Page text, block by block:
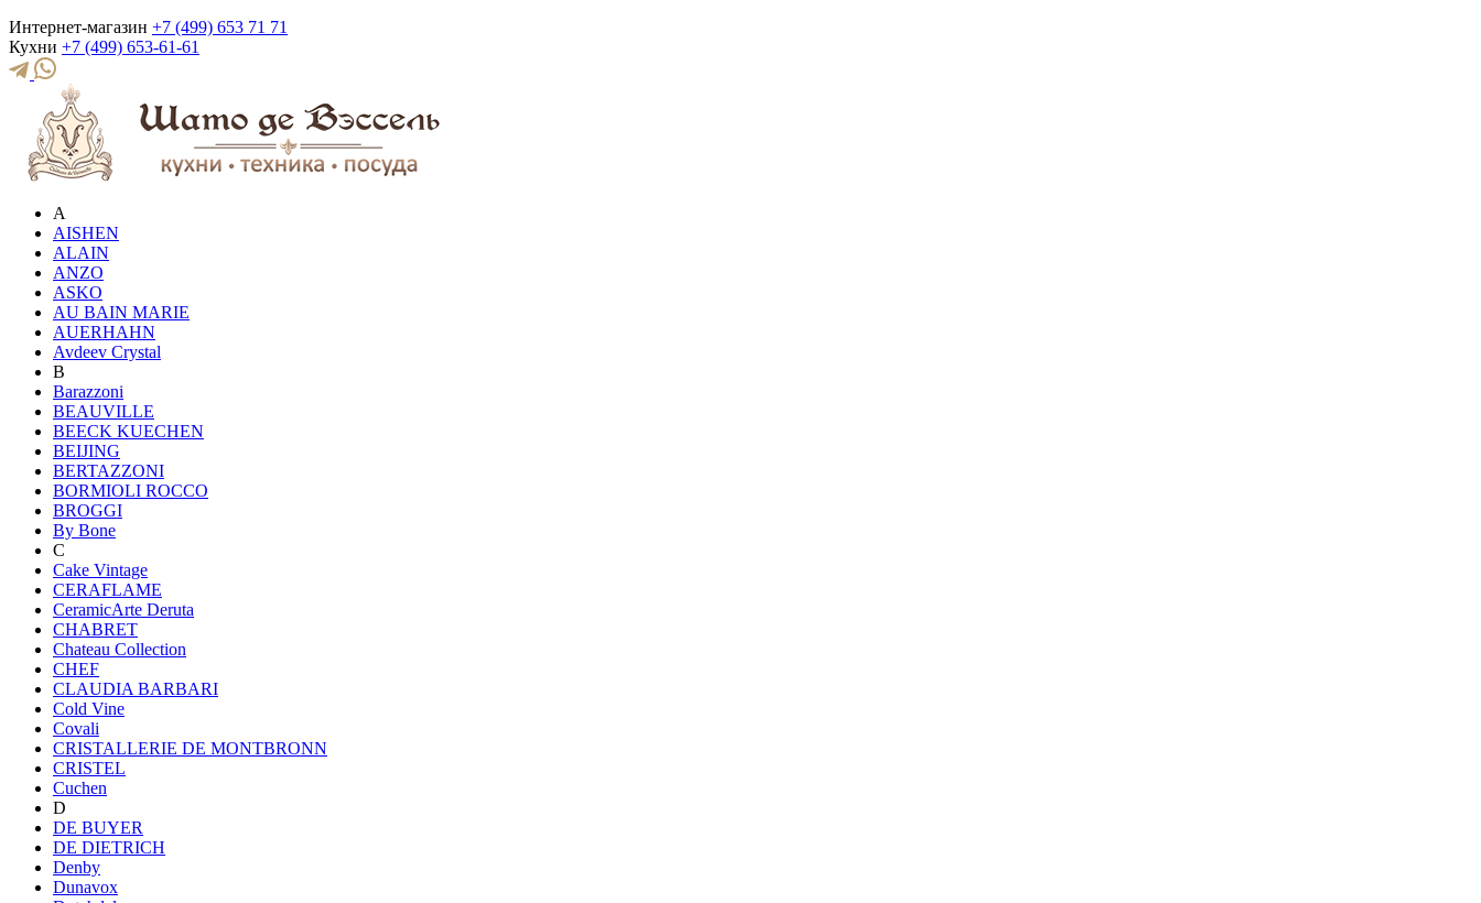
Интернет-магазин +7 (499) 653 71 71
Кухни +7 (499) 653-61-61
A
AISHEN
ALAIN
ANZO
ASKO
AU BAIN MARIE
AUERHAHN
Avdeev Crystal
B
Barazzoni
BEAUVILLE
BEECK KUECHEN
BEIJING
BERTAZZONI
BORMIOLI ROCCO
BROGGI
By Bone
C
Cake Vintage
CERAFLAME
CeramicArte Deruta
CHABRET
Chateau Collection
CHEF
CLAUDIA BARBARI
Cold Vine
Covali
CRISTALLERIE DE MONTBRONN
CRISTEL
Cuchen
D
DE BUYER
DE DIETRICH
Denby
Dunavox